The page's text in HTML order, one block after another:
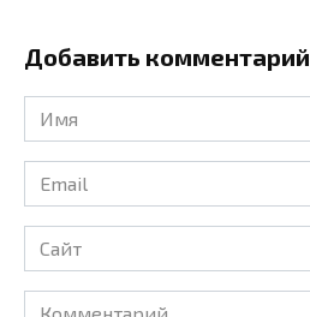
Добавить комментарий
Имя
*
Email
*
Сайт
Комментарий